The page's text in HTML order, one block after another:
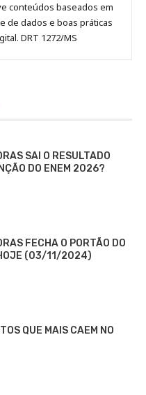
conteúdos baseados em
de dados e boas práticas
DRT 1272/MS
SAI O RESULTADO
DO ENEM 2026?
FECHA O PORTÃO DO
(03/11/2024)
QUE MAIS CAEM NO